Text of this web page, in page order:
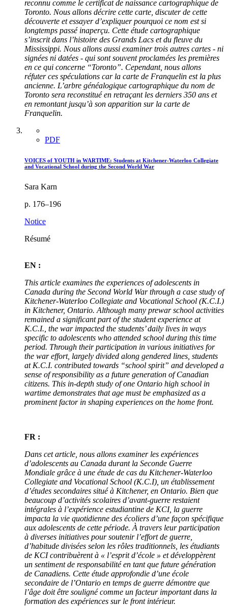
reconnu comme le certificat de naissance cartographique de
Toronto. Nous allons décrire cette carte, discuter de cette
découverte et essayer d’expliquer pourquoi ce nom est si
longtemps passé inaperçu. Cette étude cartographique
s’inscrit dans l’histoire des Grands Lacs et du fleuve du
Mississippi. Nous allons aussi examiner trois autres cartes - ni
signées ni datées - qui sont souvent proclamées les premières
en ce qui concerne “Toronto”. Cependant, nous allons
réfuter ces spéculations car la carte de Franquelin est la plus
ancienne. L’arbre généalogique cartographique du nom de
Toronto sera reconstitué en retraçant les derniers 350 ans et
en remontant jusqu’à son apparition sur la carte de
Franquelin.
PDF
VOICES of YOUTH in WARTIME: Students at Kitchener-Waterloo Collegiate
and Vocational School during the Second World War
Sara Karn
p. 176–196
Notice
Résumé
EN :
This article examines the experiences of adolescents in
Canada during the Second World War through a case study of
Kitchener-Waterloo Collegiate and Vocational School (K.C.I.)
in Kitchener, Ontario. Although many prewar school activities
remained a significant part of the student experience at
K.C.I., the war impacted the students’ daily lives in ways
specific to adolescents who attended school during this time
period. Through their participation in various initiatives for
the war effort, largely divided along gendered lines, students
at K.C.I. contributed towards “school spirit” and developed a
sense of responsibility as a future generation of Canadian
citizens. This in-depth study of one Ontario high school in
wartime demonstrates that age must be emphasized as a
prominent factor in shaping experiences on the home front.
FR :
Dans cet article, nous allons examiner les expériences
d’adolescents au Canada durant la Seconde Guerre
Mondiale grâce à une étude de cas du Kitchener-Waterloo
Collegiate and Vocational School (K.C.I), un établissement
d’études secondaires situé à Kitchener, en Ontario. Bien que
beaucoup d’activités scolaires d’avant-guerre restaient
intégrales à l’expérience estudiantine de KCI, la guerre
impacta la vie quotidienne des écoliers d’une façon spécifique
aux adolescents de cette période. À travers leur participation
à diverses initiatives pour soutenir l’effort de guerre,
d’habitude divisées selon les rôles traditionnels, les étudiants
de KCI contribuèrent à « l’esprit d’école » et développèrent
un sentiment de responsabilité en tant que future génération
de Canadiens. Cette étude approfondie d’une école
secondaire de l’Ontario en temps de guerre démontre que
l’âge doit être souligné comme un facteur important dans la
formation des expériences sur le front intérieur.